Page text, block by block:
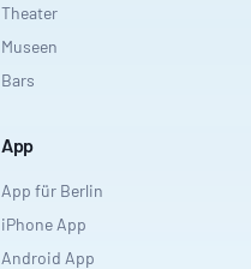
Theater
Museen
Bars
App
App für Berlin
iPhone App
Android App